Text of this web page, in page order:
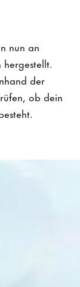
nun an
hergestellt.
der
ob dein